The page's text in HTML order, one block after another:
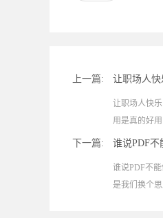
上一篇: 让职场人快
让职场人快
用是真的好
下一篇: 谁说PDF不
谁说PDF不
是我们换个